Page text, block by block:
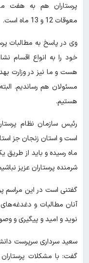
پرستاران هم به هفت
معوقات 12 و 13 ماه است‌.
وی در پاسخ به مطالبات
خود را به انواع اقسام
هست و‌ ما نیز در وزارت
مسئولان هم رساندیم.
هستیم.
رئیس سازمان نظام
ماه رسیده و باید از طریق
شرمنده پرستاران عزیز
گفتنی است در این مراسم
آنان مطالبات و
نوید و امید و پیگیری و
سعید سرداری سرپرست
گفت: با مشکلات